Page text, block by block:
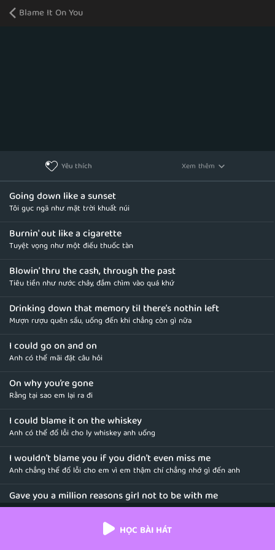
Blame It On You
Yêu thích Xem thêm
Going down like a sunset
Tôi gục ngã như mặt trời khuất núi
Burnin' out like a cigarette
Tuyệt vọng như một điếu thuốc tàn
Blowin’ thru the cash, through the past
Tiêu tiền như nước chảy, đắm chìm vào quá khứ
Drinking down that memory til there’s nothin left
Mượn rượu quên sầu, uống đến khi chẳng còn gì nữa
I could go on and on
Anh có thể mãi đặt câu hỏi
On why you’re gone
Rằng tại sao em lại ra đi
I could blame it on the whiskey
Anh có thể đổ lỗi cho ly whiskey anh uống
I wouldn’t blame you if you didn’t even miss me
Anh chẳng thể đổ lỗi cho em vì em thậm chí chẳng nhớ gì đến anh
Gave you a million reasons girl not to be with me
Anh cho em hàng triệu cái cớ để không ở bên cạnh anh
Should’ve never let you goHỌC BÀI HÁT